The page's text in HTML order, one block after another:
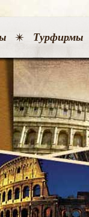
Турфирмы